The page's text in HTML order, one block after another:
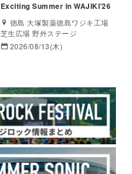
Exciting Summer in WAJIKI’26
徳島 大塚製薬徳島ワジキ工場
芝生広場 野外ステージ
2026/08/13(木)